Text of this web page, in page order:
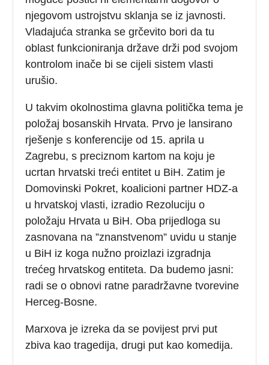
njegovom ustrojstvu sklanja se iz javnosti.
Vladajuća stranka se grčevito bori da tu
oblast funkcioniranja države drži pod svojom
kontrolom inače bi se cijeli sistem vlasti
urušio.
U takvim okolnostima glavna politička tema je
položaj bosanskih Hrvata. Prvo je lansirano
rješenje s konferencije od 15. aprila u
Zagrebu, s preciznom kartom na koju je
ucrtan hrvatski treći entitet u BiH. Zatim je
Domovinski Pokret, koalicioni partner HDZ-a
u hrvatskoj vlasti, izradio Rezoluciju o
položaju Hrvata u BiH. Oba prijedloga su
zasnovana na ”znanstvenom” uvidu u stanje
u BiH iz koga nužno proizlazi izgradnja
trećeg hrvatskog entiteta. Da budemo jasni:
radi se o obnovi ratne paradržavne tvorevine
Herceg-Bosne.
Marxova je izreka da se povijest prvi put
zbiva kao tragedija, drugi put kao komedija.